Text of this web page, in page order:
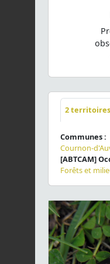
2territoires
Communes :
Cournon-
[ABTCAM]
Forêts et